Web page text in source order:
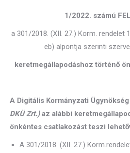
1/2022. számú
a 301/2018. (XII. 27.) Korm. rendelet
eb) alpontja szerinti
keretmegállapodáshoz történő
A Digitális Kormányzati
DKÜ Zrt.)az alábbi
önkéntes csatlakozást teszi
A 301/2018. (XII. 27.)